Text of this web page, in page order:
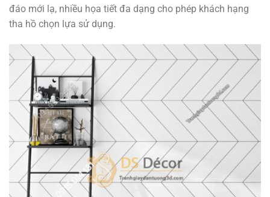
đáo mới lạ, nhiều họa tiết đa dạng cho phép khách hạng
tha hồ chọn lựa sử dụng.